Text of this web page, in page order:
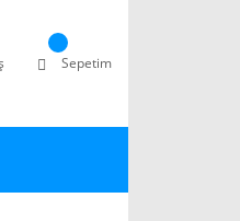
Sepetim